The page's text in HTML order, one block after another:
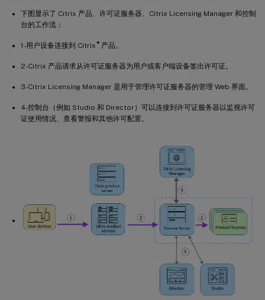
下图显示了 Citrix 产品、许可证服务器、Citrix Licensing Manager 和控制
台的工作流：
1-用户设备连接到 Citrix ®产品。
2-Citrix 产品请求从许可证服务器为用户或客户端设备签出许可证。
3-Citrix Licensing Manager 是用于管理许可证服务器的管理 Web 界面。
4-控制台（例如 Studio 和 Director）可以连接到许可证服务器以监视许可
证使用情况、查看警报和其他许可配置。